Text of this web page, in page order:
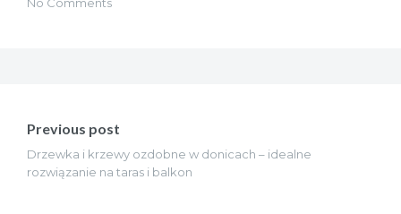
wpisu
Previous post
Drzewka i krzewy ozdobne w donicach – idealne
rozwiązanie na taras i balkon